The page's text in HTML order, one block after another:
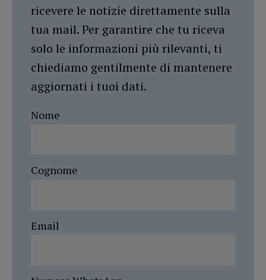
ricevere le notizie direttamente sulla
tua mail. Per garantire che tu riceva
solo le informazioni più rilevanti, ti
chiediamo gentilmente di mantenere
aggiornati i tuoi dati.
Nome
Cognome
Email